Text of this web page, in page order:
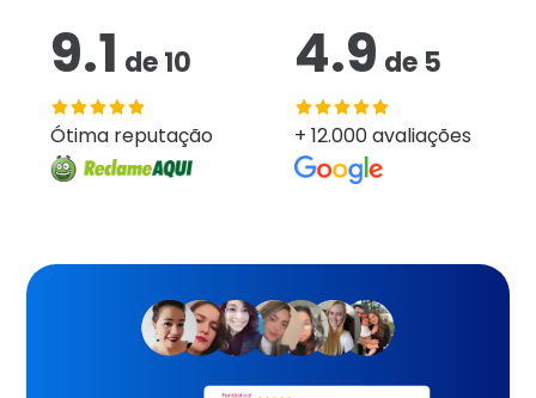
9.1 de10
Ótima reputação
4.9 de 5
+ 12.000 avaliações